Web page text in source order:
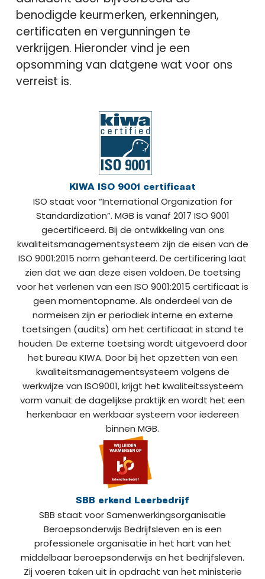
benodigde keurmerken, erkenningen,
certificaten en vergunningen te
verkrijgen. Hieronder vind je een
opsomming van datgene wat voor ons
verreist is.
KIWA ISO 9001 certificaat
ISO staat voor “International Organization for
Standardization”. MGB is vanaf 2017 ISO 9001
gecertificeerd. Bij de ontwikkeling van ons
kwaliteitsmanagementsysteem zijn de eisen van de
ISO 9001:2015 norm gehanteerd. De certificering laat
zien dat we aan deze eisen voldoen. De toetsing
voor het verlenen van een ISO 9001:2015 certificaat is
geen momentopname. Als onderdeel van de
normeisen zijn er periodiek interne en externe
toetsingen (audits) om het certificaat in stand te
houden. De externe toetsing wordt uitgevoerd door
het bureau KIWA. Door bij het opzetten van een
kwaliteitsmanagementsysteem volgens de
werkwijze van ISO9001, krijgt het kwaliteitssysteem
vorm vanuit de dagelijkse praktijk en wordt het een
herkenbaar en werkbaar systeem voor iedereen
binnen MGB.
SBB erkend Leerbedrijf
SBB staat voor Samenwerkingsorganisatie
Beroepsonderwijs Bedrijfsleven en is een
professionele organisatie in het hart van het
middelbaar beroepsonderwijs en het bedrijfsleven.
Zij voeren taken uit in opdracht van het ministerie